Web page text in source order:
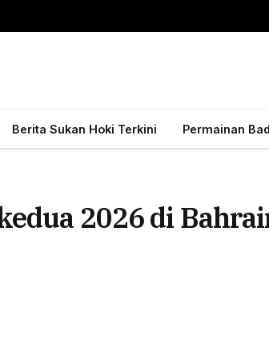
Berita Sukan Hoki Terkini Permainan
2026 di